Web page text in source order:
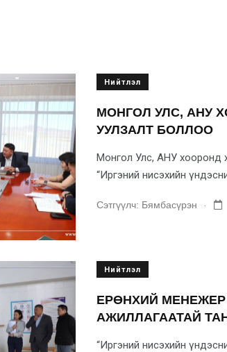
Нийтлэл
МОНГОЛ УЛС, АНУ
УУЛЗАЛТ БОЛЛОО
Монгол Улс, АНУ хооронд
“Иргэний нисэхийн
Сэтгүүлч: Бямбасүрэн
Нийтлэл
ЕРӨНХИЙ
АЖИЛЛАГААТАЙ
“Иргэний нисэхийн